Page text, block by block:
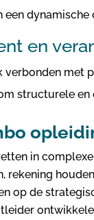
een
en
met
structurele
in
rekening
op de